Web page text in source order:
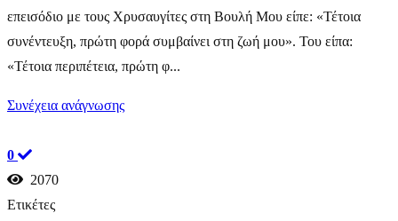
επεισόδιο με τους Χρυσαυγίτες στη Βουλή Μου είπε: «Τέτοια
συνέντευξη, πρώτη φορά συμβαίνει στη ζωή μου». Του είπα:
«Τέτοια περιπέτεια, πρώτη φ...
Συνέχεια ανάγνωσης
0
2070
Ετικέτες